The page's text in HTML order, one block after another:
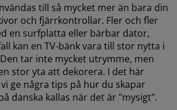
till så mycket mer än bara din
och fjärrkontrollar. Fler och fler
en surfplatta eller bärbar dator,
kan en TV-bänk vara till stor nytta i
tar inte mycket utrymme, men
stor yta att dekorera. I det här
ge några tips på hur du skapar
danska kallas när det är "mysigt".